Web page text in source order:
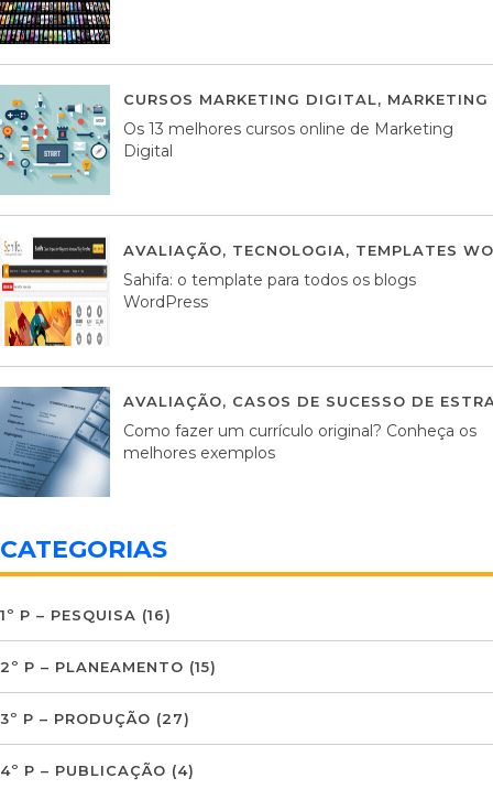
CURSOS MARKETING DIGITAL,
Os 13 melhores cursos online de Marketing
Digital
AVALIAÇÃO, TECNOLOGIA, TEMPLATES
Sahifa: o template para todos os blogs
WordPress
AVALIAÇÃO, CASOS DE SUCESSO DE
Como fazer um currículo original? Conheça os
melhores exemplos
CATEGORIAS
1º P – PESQUISA (16)
2º P – PLANEAMENTO (15)
3º P – PRODUÇÃO (27)
4º P – PUBLICAÇÃO (4)